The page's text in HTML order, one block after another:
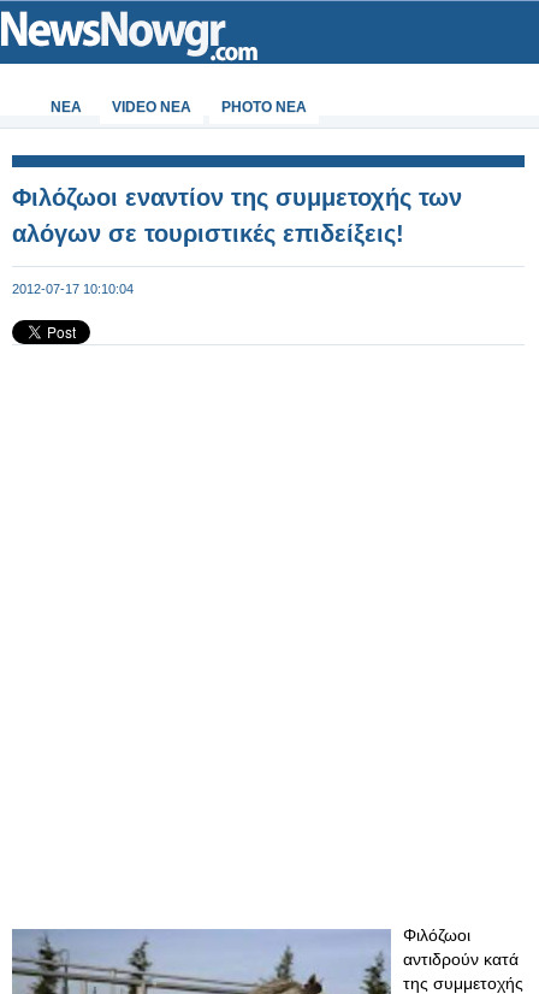
ΝΕΑ VIDEO NEA PHOTO NEA
Φιλόζωοι εναντίον της συμμετοχής των
αλόγων σε τουριστικές επιδείξεις!
2012-07-17 10:10:04
Φιλόζωοι
αντιδρούν κατά
της συμμετοχής